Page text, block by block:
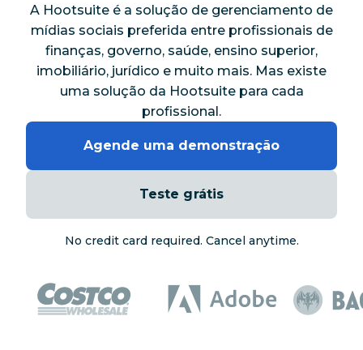
A Hootsuite é a solução de gerenciamento de
mídias sociais preferida entre profissionais de
finanças, governo, saúde, ensino superior,
imobiliário, jurídico e muito mais. Mas existe
uma solução da Hootsuite para cada
profissional.
Agende uma demonstração
Teste grátis
No credit card required. Cancel anytime.